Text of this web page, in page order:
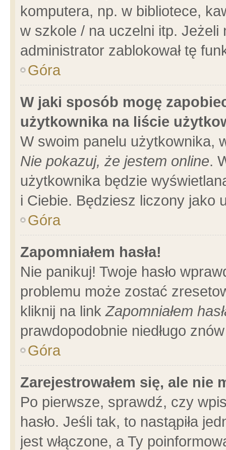
komputera, np. w bibliotece,
w szkole / na uczelni itp.
administrator zablokował tę
Góra
W jaki sposób mogę
użytkownika na liście
W swoim panelu użytkownika,
Nie pokazuj, że jestem online.
użytkownika będzie
i Ciebie. Będziesz liczony jako
Góra
Zapomniałem hasła!
Nie panikuj! Twoje hasło
problemu może zostać
kliknij na linkZapomniałem
prawdopodobnie niedługo
Góra
Zarejestrowałem się, ale nie
Po pierwsze, sprawdź, czy
hasło. Jeśli tak, to nastąpiła
jest włączone, a Ty